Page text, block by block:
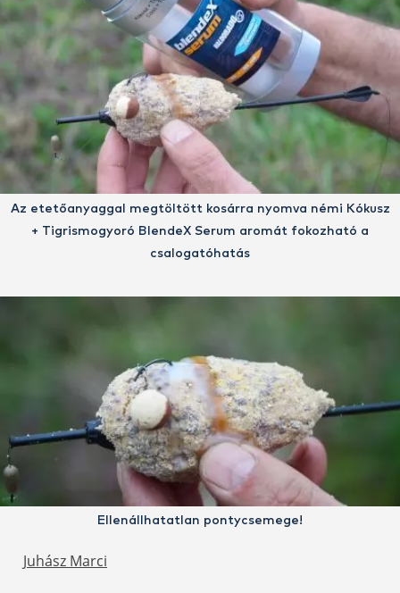
Az etetőanyaggal megtöltött kosárra nyomva némi Kókusz
+ Tigrismogyoró BlendeX Serum aromát fokozható a
csalogatóhatás
Ellenállhatatlan pontycsemege!
Juhász Marci